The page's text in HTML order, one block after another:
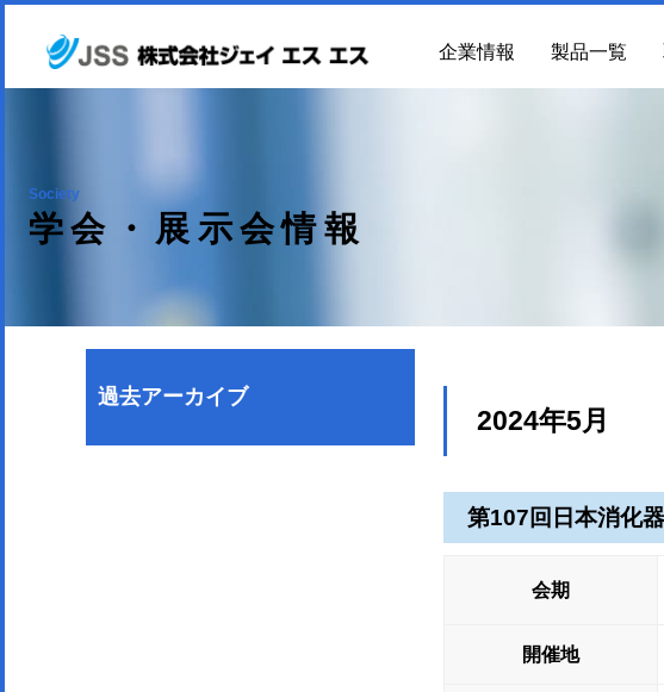
企業情報 製品一覧
Society
学会・展示会情報
過去アーカイブ
2024年5月
第107回日本消化
会期
開催地